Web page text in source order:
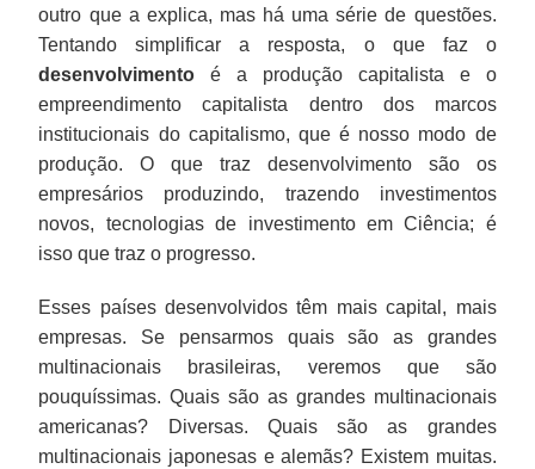
outro que a explica, mas há uma série de questões.
Tentando simplificar a resposta, o que faz o
desenvolvimento é a produção capitalista e o
empreendimento capitalista dentro dos marcos
institucionais do capitalismo, que é nosso modo de
produção. O que traz desenvolvimento são os
empresários produzindo, trazendo investimentos
novos, tecnologias de investimento em Ciência; é
isso que traz o progresso.
Esses países desenvolvidos têm mais capital, mais
empresas. Se pensarmos quais são as grandes
multinacionais brasileiras, veremos que são
pouquíssimas. Quais são as grandes multinacionais
americanas? Diversas. Quais são as grandes
multinacionais japonesas e alemãs? Existem muitas.